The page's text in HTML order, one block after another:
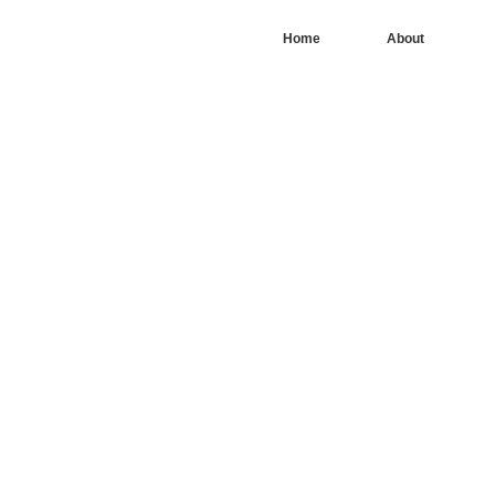
Home About